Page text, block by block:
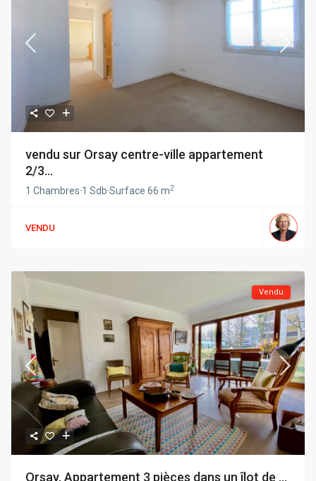
vendu sur Orsay centre-ville appartement
2/3...
1 Chambres·1 Sdb·Surface66 m2
VENDU
Vendu
Orsay, Appartement 3 pièces dans un îlot de ...